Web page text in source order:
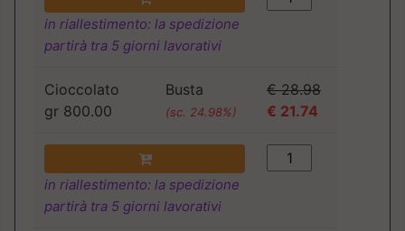
in riallestimento: la spedizione
partirà tra 5 giorni lavorativi
Cioccolato
gr 800.00
Busta
(sc. 24.98%)
€ 28.98
€ 21.74
in riallestimento: la spedizione
partirà tra 5 giorni lavorativi